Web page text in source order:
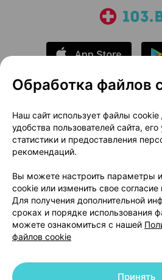
О проекте
Размещение рекламы
Публичный договор
Способы оплаты
Написать
Написать в
Персональные
Обработка файлов
Наш сайт использует файлы cookie
удобства пользователей сайта,
статистики и предоставления
рекомендаций.
Вы можете настроить параметры
cookie или изменить свое
Для получения дополнительной
сроках и порядке использования
можете ознакомиться с нашей
файлов cookie
Принять